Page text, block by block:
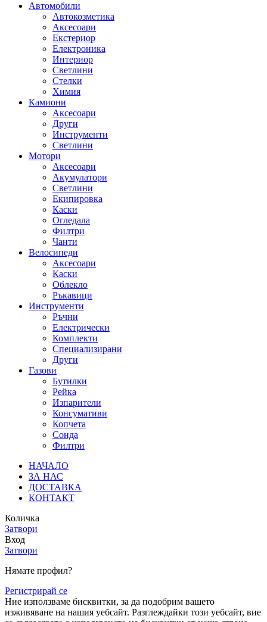
Автомобили
Автокозметика
Аксесоари
Екстериор
Електроника
Интериор
Светлини
Стелки
Химия
Камиони
Аксесоари
Други
Инструменти
Светлини
Мотори
Аксесоари
Акумулатори
Светлини
Екипировка
Каски
Огледала
Филтри
Чанти
Велосипеди
Аксесоари
Каски
Облекло
Ръкавици
Инструменти
Ръчни
Електрически
Комплекти
Специализирани
Други
Газови
Бутилки
Рейка
Изпарители
Консумативи
Копчета
Сонда
Филтри
НАЧАЛО
ЗА НАС
ДОСТАВКА
КОНТАКТ
Количка
Затвори
Вход
Затвори
Нямате профил?
Регистрирай се
Ние използваме бисквитки, за да подобрим вашето
изживяване на нашия уебсайт. Разглеждайки този уебсайт, вие